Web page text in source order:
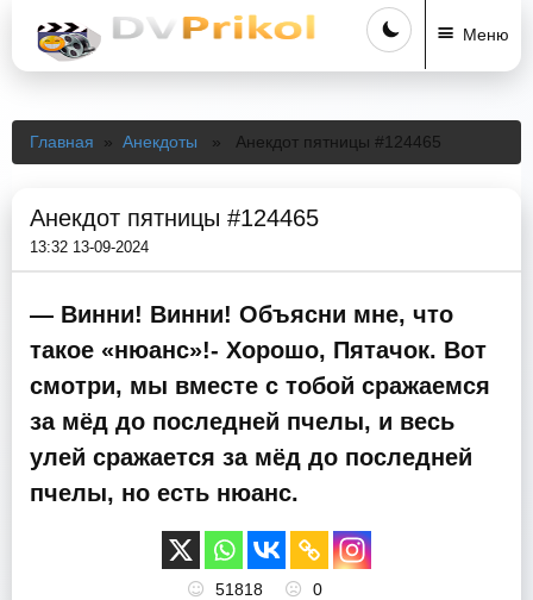
Меню
Главная » Анекдоты » Анекдот пятницы #124465
Анекдот пятницы #124465
13:32 13-09-2024
— Винни! Винни! Объясни мне, что
такое «нюанс»!- Хорошо, Пятачок. Вот
смотри, мы вместе с тобой сражаемся
за мёд до последней пчелы, и весь
улей сражается за мёд до последней
пчелы, но есть нюанс.
51818 0